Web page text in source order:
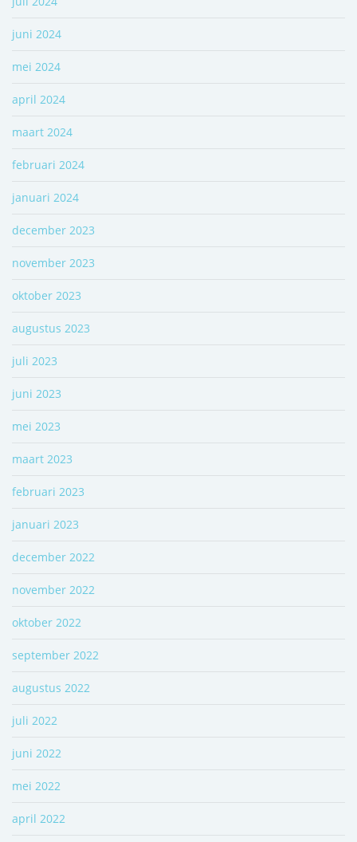
juni 2024
mei 2024
april 2024
maart 2024
februari 2024
januari 2024
december 2023
november 2023
oktober 2023
augustus 2023
juli 2023
juni 2023
mei 2023
maart 2023
februari 2023
januari 2023
december 2022
november 2022
oktober 2022
september 2022
augustus 2022
juli 2022
juni 2022
mei 2022
april 2022